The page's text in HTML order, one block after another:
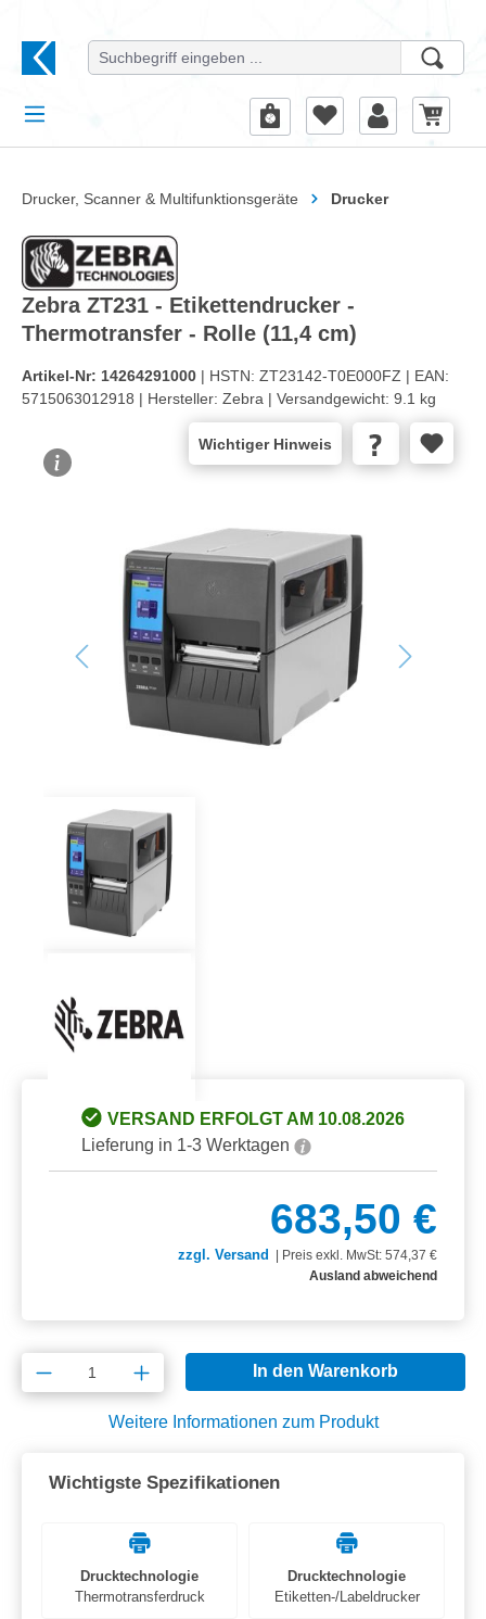
Drucker, Scanner & Multifunktionsgeräte Drucker
Zebra ZT231 - Etikettendrucker -
Thermotransfer - Rolle (11,4 cm)
Artikel-Nr: 14264291000 | HSTN: ZT23142-T0E000FZ | EAN:
5715063012918 | Hersteller: Zebra | Versandgewicht: 9.1 kg
Wichtiger Hinweis
VERSAND ERFOLGT AM 10.08.2026
Lieferung in 1-3 Werktagen
683,50 €
zzgl. Versand
Preis exkl. MwSt: 574,37 €
Ausland abweichend
Produkt Anzahl: Gib den gewünschten
In den Warenkorb
Weitere Informationen zum Produkt
Wichtigste Spezifikationen
Drucktechnologie
Thermotransferdruck
Drucktechnologie
Etiketten-/Labeldrucker